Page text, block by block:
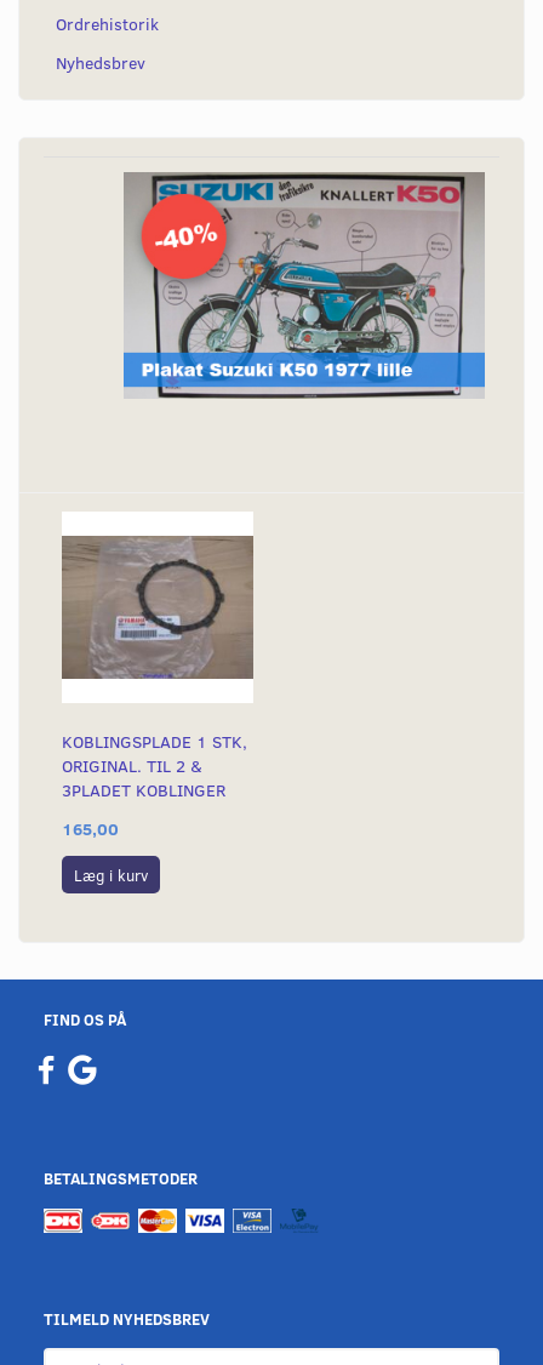
Ordrehistorik
Nyhedsbrev
KOBLINGSPLADE 1 STK,
ORIGINAL. TIL 2 &
3PLADET KOBLINGER
165,00
Læg i kurv
FIND OS PÅ
BETALINGSMETODER
TILMELD NYHEDSBREV
Email-